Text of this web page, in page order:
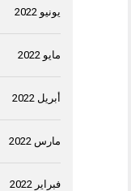
يونيو 2022
مايو 2022
أبريل 2022
مارس 2022
فبراير 2022